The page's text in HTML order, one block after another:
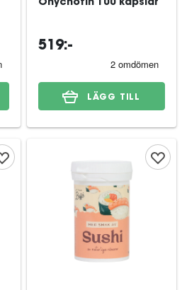
Onychotin 100 kapslar
519:-
LÄGG TILL